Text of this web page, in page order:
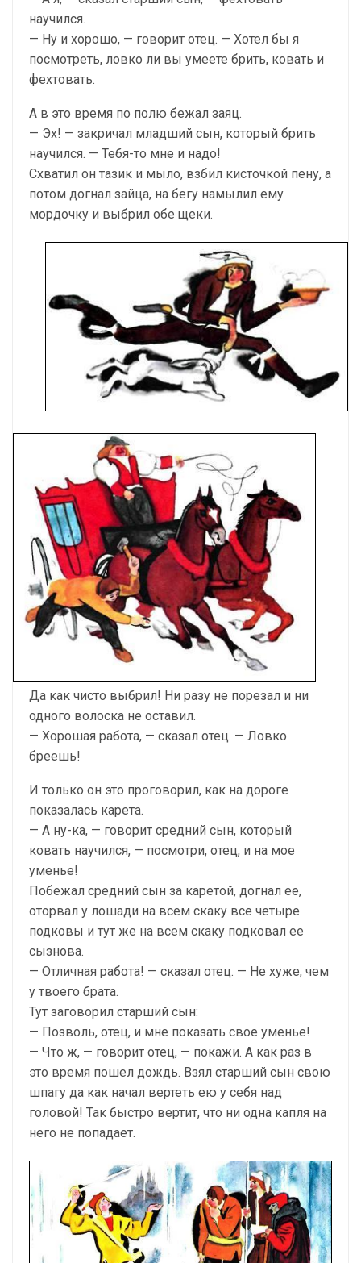
научился.
— Ну и хорошо, — говорит отец. — Хотел бы я
посмотреть, ловко ли вы умеете брить, ковать и
фехтовать.
А в это время по полю бежал заяц.
— Эх! — закричал младший сын, который брить
научился. — Тебя-то мне и надо!
Схватил он тазик и мыло, взбил кисточкой пену, а
потом догнал зайца, на бегу намылил ему
мордочку и выбрил обе щеки.
Да как чисто выбрил! Ни разу не порезал и ни
одного волоска не оставил.
— Хорошая работа, — сказал отец. — Ловко
бреешь!
И только он это проговорил, как на дороге
показалась карета.
— А ну-ка, — говорит средний сын, который
ковать научился, — посмотри, отец, и на мое
уменье!
Побежал средний сын за каретой, догнал ее,
оторвал у лошади на всем скаку все четыре
подковы и тут же на всем скаку подковал ее
сызнова.
— Отличная работа! — сказал отец. — Не хуже, чем
у твоего брата.
Тут заговорил старший сын:
— Позволь, отец, и мне показать свое уменье!
— Что ж, — говорит отец, — покажи. А как раз в
это время пошел дождь. Взял старший сын свою
шпагу да как начал вертеть ею у себя над
головой! Так быстро вертит, что ни одна капля на
него не попадает.